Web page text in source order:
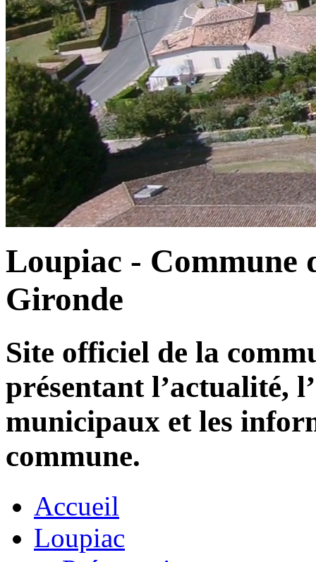
Loupiac - Commune
Gironde
Site officiel de la
présentant l’actualité,
municipaux et les
commune.
Accueil
Loupiac